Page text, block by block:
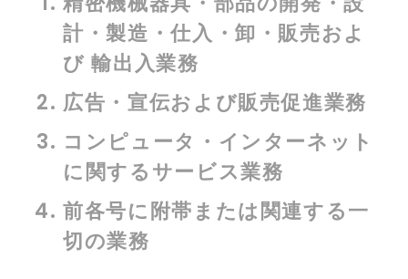
計・製造・仕入・卸・販売およ
び 輸出入業務
広告・宣伝および販売促進業務
コンピュータ・インターネット
に関するサービス業務
前各号に附帯または関連する一
切の業務